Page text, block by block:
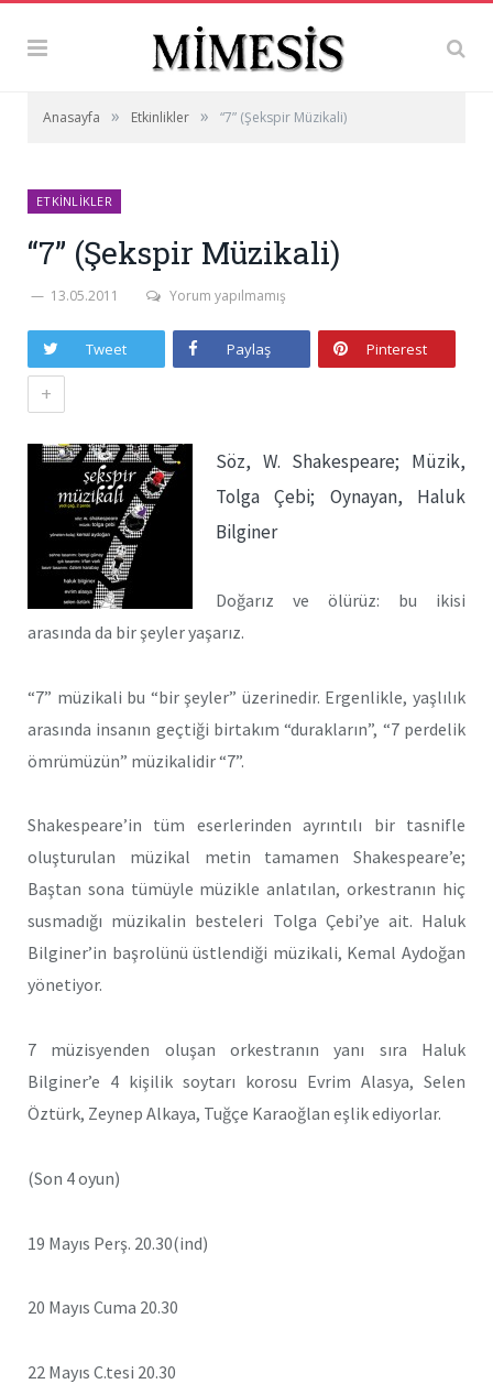
Anasayfa » Etkinlikler » “7” (Şekspir Müzikali)
ETKINLIKLER
“7” (Şekspir Müzikali)
13.05.2011 Yorum yapılmamış
Tweet Paylaş Pinterest
+
Söz, W. Shakespeare; Müzik,
Tolga Çebi; Oynayan, Haluk
Bilginer
Doğarız ve ölürüz: bu ikisi
arasında da bir şeyler yaşarız.
“7” müzikali bu “bir şeyler” üzerinedir. Ergenlikle, yaşlılık
arasında insanın geçtiği birtakım “durakların”, “7 perdelik
ömrümüzün” müzikalidir “7”.
Shakespeare’in tüm eserlerinden ayrıntılı bir tasnifle
oluşturulan müzikal metin tamamen Shakespeare’e;
Baştan sona tümüyle müzikle anlatılan, orkestranın hiç
susmadığı müzikalin besteleri Tolga Çebi’ye ait. Haluk
Bilginer’in başrolünü üstlendiği müzikali, Kemal Aydoğan
yönetiyor.
7 müzisyenden oluşan orkestranın yanı sıra Haluk
Bilginer’e 4 kişilik soytarı korosu Evrim Alasya, Selen
Öztürk, Zeynep Alkaya, Tuğçe Karaoğlan eşlik ediyorlar.
(Son 4 oyun)
19 Mayıs Perş. 20.30(ind)
20 Mayıs Cuma 20.30
22 Mayıs C.tesi 20.30